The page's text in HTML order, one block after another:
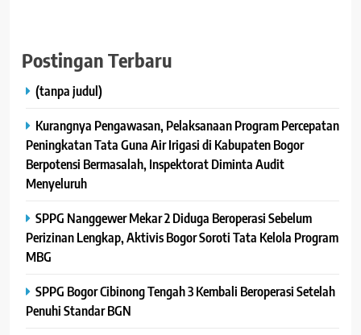
Postingan Terbaru
(tanpa judul)
Kurangnya Pengawasan, Pelaksanaan Program Percepatan
Peningkatan Tata Guna Air Irigasi di Kabupaten Bogor
Berpotensi Bermasalah, Inspektorat Diminta Audit
Menyeluruh
SPPG Nanggewer Mekar 2 Diduga Beroperasi Sebelum
Perizinan Lengkap, Aktivis Bogor Soroti Tata Kelola Program
MBG
SPPG Bogor Cibinong Tengah 3 Kembali Beroperasi Setelah
Penuhi Standar BGN